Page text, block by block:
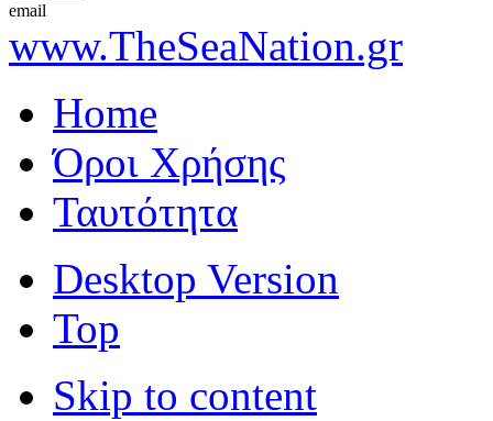
email
www.TheSeaNation.gr
Home
Όροι Χρήσης
Ταυτότητα
Desktop Version
Top
Skip to content